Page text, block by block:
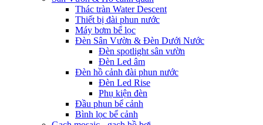
Thác tràn Water Descent
Thiết bị đài phun nước
Máy bơm bể lọc
Đèn Sân Vườn & Đèn Dưới Nước
Đèn spotlight sân vườn
Đèn Led âm
Đèn hồ cảnh đài phun nước
Đèn Led Rise
Phụ kiện đèn
Đầu phun bể cảnh
Bình lọc bể cảnh